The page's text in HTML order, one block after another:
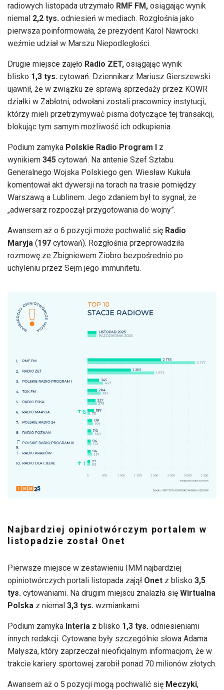
radiowych listopada utrzymało RMF FM, osiągając wynik
niemal 2,2 tys. odniesień w mediach. Rozgłośnia jako
pierwsza poinformowała, że prezydent Karol Nawrocki
weźmie udział w Marszu Niepodległości.
Drugie miejsce zajęło Radio ZET, osiągając wynik
blisko 1,3 tys. cytowań. Dziennikarz Mariusz Gierszewski
ujawnił, że w związku ze sprawą sprzedaży przez KOWR
działki w Zabłotni, odwołani zostali pracownicy instytucji,
którzy mieli przetrzymywać pisma dotyczące tej transakcji,
blokując tym samym możliwość ich odkupienia.
Podium zamyka Polskie Radio Program I z
wynikiem 345 cytowań. Na antenie Szef Sztabu
Generalnego Wojska Polskiego gen. Wiesław Kukuła
komentował akt dywersji na torach na trasie pomiędzy
Warszawą a Lublinem. Jego zdaniem był to sygnał, że
„adwersarz rozpoczął przygotowania do wojny”.
Awansem aż o 6 pozycji może pochwalić się Radio
Maryja (197 cytowań). Rozgłośnia przeprowadziła
rozmowę ze Zbigniewem Ziobro bezpośrednio po
uchyleniu przez Sejm jego immunitetu.
Najbardziej opiniotwórczym portalem w
listopadzie został Onet
Pierwsze miejsce w zestawieniu IMM najbardziej
opiniotwórczych portali listopada zajął Onet z blisko 3,5
tys. cytowaniami. Na drugim miejscu znalazła się Wirtualna
Polska z niemal 3,3 tys. wzmiankami.
Podium zamyka Interia z blisko 1,3 tys. odniesieniami
innych redakcji. Cytowane były szczególnie słowa Adama
Małysza, który zaprzeczał nieoficjalnym informacjom, że w
trakcie kariery sportowej zarobił ponad 70 milionów złotych.
Awansem aż o 5 pozycji mogą pochwalić się Meczyki,